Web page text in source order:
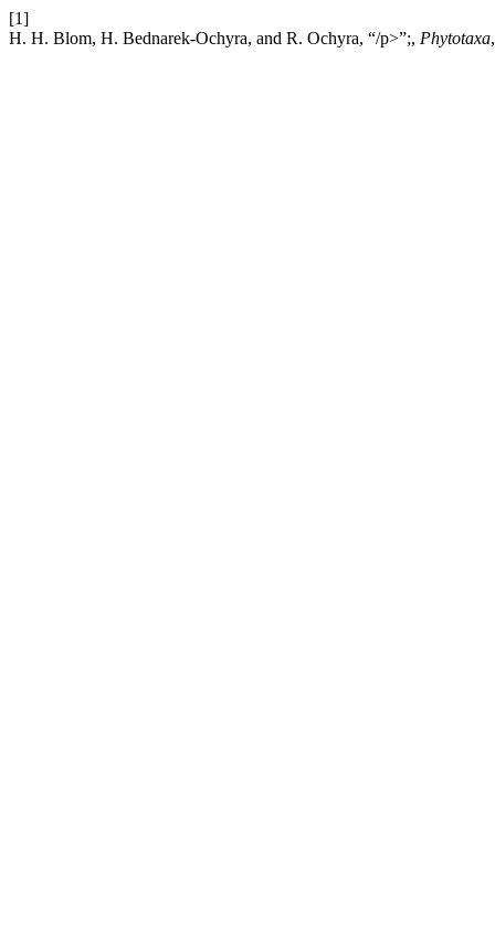
[1]
H. H. Blom, H. Bednarek-Ochyra, and R. Ochyra, “/p>”;, Phytotaxa